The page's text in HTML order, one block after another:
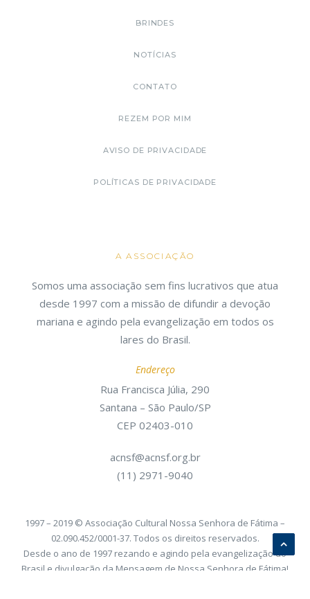
BRINDES
NOTÍCIAS
CONTATO
REZEM POR MIM
AVISO DE PRIVACIDADE
POLÍTICAS DE PRIVACIDADE
A ASSOCIAÇÃO
Somos uma associação sem fins lucrativos que atua
desde 1997 com a missão de difundir a devoção
mariana e agindo pela evangelização em todos os
lares do Brasil.
Endereço
Rua Francisca Júlia, 290
Santana – São Paulo/SP
CEP 02403-010
acnsf@acnsf.org.br
(11) 2971-9040
1997 – 2019 © Associação Cultural Nossa Senhora de Fátima –
02.090.452/0001-37. Todos os direitos reservados.
Desde o ano de 1997 rezando e agindo pela evangelização do
Brasil e divulgação da Mensagem de Nossa Senhora de Fátima!